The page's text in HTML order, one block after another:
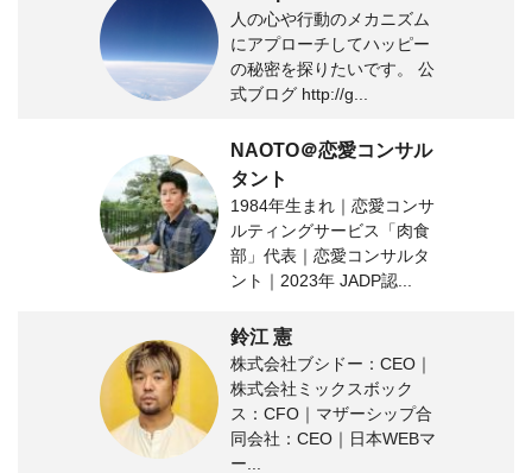
人の心や行動のメカニズム
にアプローチしてハッピー
の秘密を探りたいです。 公
式ブログ http://g...
NAOTO＠恋愛コンサル
タント
1984年生まれ｜恋愛コンサ
ルティングサービス「肉食
部」代表｜恋愛コンサルタ
ント｜2023年 JADP認...
鈴江 憲
株式会社ブシドー：CEO｜
株式会社ミックスボック
ス：CFO｜マザーシップ合
同会社：CEO｜日本WEBマ
ー...